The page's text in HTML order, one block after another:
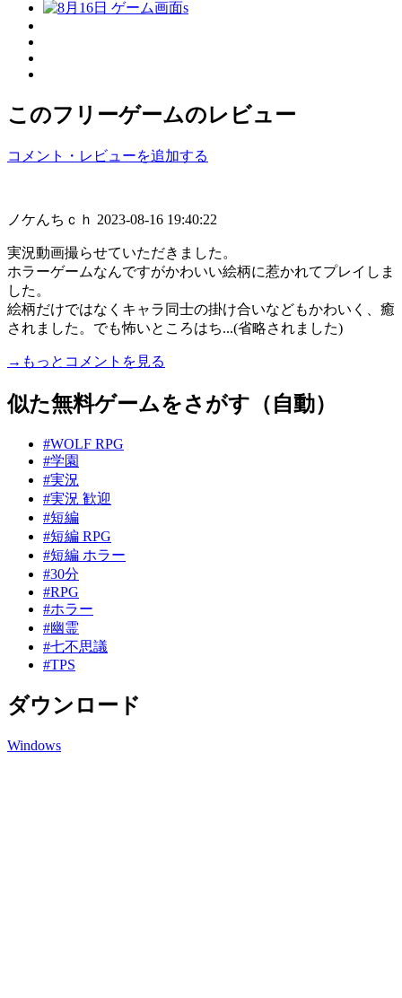
このフリーゲームのレビュー
コメント・レビューを追加する
ノケんちｃｈ 2023-08-16 19:40:22
実況動画撮らせていただきました。
ホラーゲームなんですがかわいい絵柄に惹かれてプレイしま
した。
絵柄だけではなくキャラ同士の掛け合いなどもかわいく、癒
されました。でも怖いところはち...(省略されました)
→もっとコメントを見る
似た無料ゲームをさがす（自動）
#WOLF RPG
#学園
#実況
#実況 歓迎
#短編
#短編 RPG
#短編 ホラー
#30分
#RPG
#ホラー
#幽霊
#七不思議
#TPS
ダウンロード
Windows